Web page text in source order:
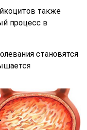
также
процесс в
становятся